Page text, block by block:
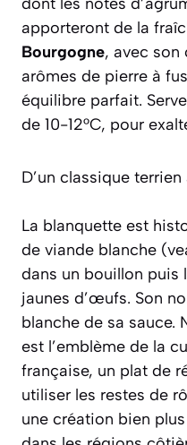
apporteront de la
Bourgogne, avec son
arômes de pierre à
équilibre parfait.
de 10-12°C, pour
D’un classique
La blanquette est
de viande blanche
dans un bouillon puis
jaunes d’œufs. Son
blanche de sa sauce.
est l’emblème de la
française, un plat de
utiliser les restes de
une création bien